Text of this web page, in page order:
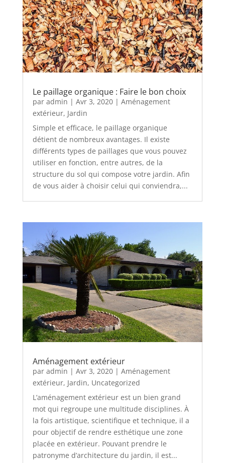
Le paillage organique : Faire le bon choix
par admin | Avr 3, 2020| Aménagement
extérieur, Jardin
Simple et efficace, le paillage organique
détient de nombreux avantages. Il existe
différents types de paillages que vous pouvez
utiliser en fonction, entre autres, de la
structure du sol qui compose votre jardin. Afin
de vous aider à choisir celui qui conviendra,...
Aménagement extérieur
par admin | Avr 3, 2020| Aménagement
extérieur, Jardin, Uncategorized
L’aménagement extérieur est un bien grand
mot qui regroupe une multitude disciplines. À
la fois artistique, scientifique et technique, il a
pour objectif de rendre esthétique une zone
placée en extérieur. Pouvant prendre le
patronyme d’architecture du jardin, il est...